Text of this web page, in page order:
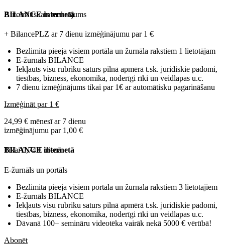
Automātiskais maksājums
BILANCE internetā
+ BilancePLZ ar 7 dienu izmēģinājumu par 1 €
Bezlimita pieeja visiem portāla un žurnāla rakstiem 1 lietotājam
E-žurnāls BILANCE
Iekļauts visu rubriku saturs pilnā apmērā t.sk. juridiskie padomi,
tiesības, bizness, ekonomika, noderīgi rīki un veidlapas u.c.
7 dienu izmēģinājums tikai par 1€ ar automātisku pagarināšanu
Izmēģināt par 1 €
24,99 € mēnesī ar 7 dienu
izmēģinājumu par 1,00 €
Tikai 0,74 € dienā
BILANCE internetā
E-žurnāls un portāls
Bezlimita pieeja visiem portāla un žurnāla rakstiem 3 lietotājiem
E-žurnāls BILANCE
Iekļauts visu rubriku saturs pilnā apmērā t.sk. juridiskie padomi,
tiesības, bizness, ekonomika, noderīgi rīki un veidlapas u.c.
Dāvanā 100+ semināru videotēka vairāk nekā 5000 € vērtībā!
Abonēt